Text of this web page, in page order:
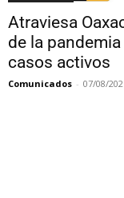
Atraviesa
de la
casos activos
Comunicados - 07/08/